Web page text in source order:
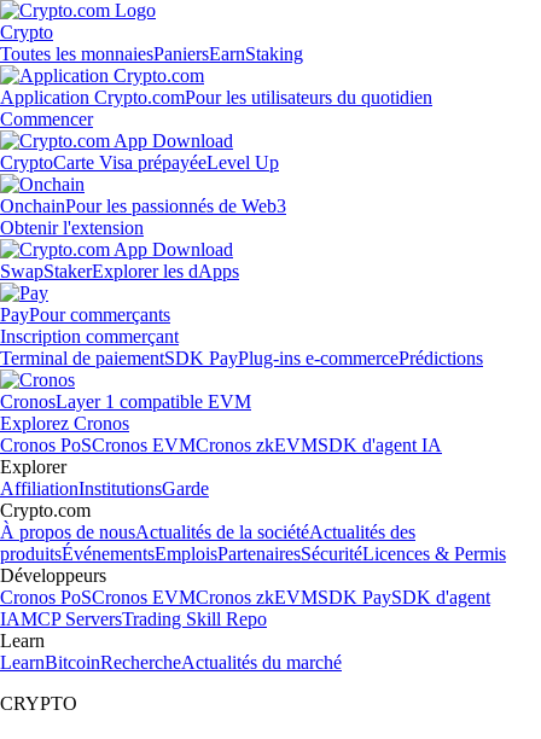
Crypto
Toutes les monnaiesPaniersEarnStaking
Application Crypto.comPour les utilisateurs du quotidien
Commencer
CryptoCarte Visa prépayéeLevel Up
OnchainPour les passionnés de Web3
Obtenir l'extension
SwapStakerExplorer les dApps
PayPour commerçants
Inscription commerçant
Terminal de paiementSDK PayPlug-ins e-commercePrédictions
CronosLayer 1 compatible EVM
Explorez Cronos
Cronos PoSCronos EVMCronos zkEVMSDK d'agent IA
Explorer
AffiliationInstitutionsGarde
Crypto.com
À propos de nousActualités de la sociétéActualités des
produitsÉvénementsEmploisPartenairesSécuritéLicences & Permis
Développeurs
Cronos PoSCronos EVMCronos zkEVMSDK PaySDK d'agent
IAMCP ServersTrading Skill Repo
Learn
LearnBitcoinRechercheActualités du marché
CRYPTO